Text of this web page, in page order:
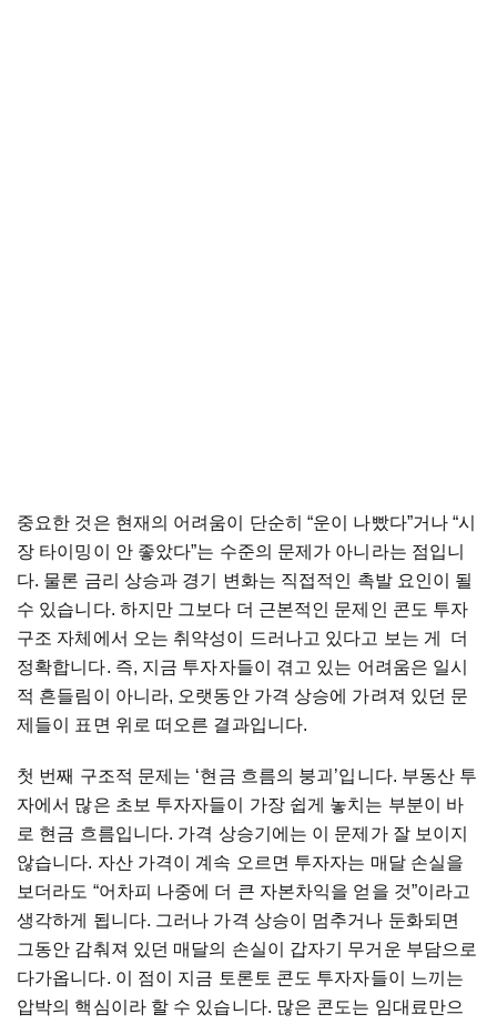
중요한 것은 현재의 어려움이 단순히 “운이 나빴다”거나 “시
장 타이밍이 안 좋았다”는 수준의 문제가 아니라는 점입니
다. 물론 금리 상승과 경기 변화는 직접적인 촉발 요인이 될
수 있습니다. 하지만 그보다 더 근본적인 문제인 콘도 투자
구조 자체에서 오는 취약성이 드러나고 있다고 보는 게 더
정확합니다. 즉, 지금 투자자들이 겪고 있는 어려움은 일시
적 흔들림이 아니라, 오랫동안 가격 상승에 가려져 있던 문
제들이 표면 위로 떠오른 결과입니다.
첫 번째 구조적 문제는 ‘현금 흐름의 붕괴’입니다. 부동산 투
자에서 많은 초보 투자자들이 가장 쉽게 놓치는 부분이 바
로 현금 흐름입니다. 가격 상승기에는 이 문제가 잘 보이지
않습니다. 자산 가격이 계속 오르면 투자자는 매달 손실을
보더라도 “어차피 나중에 더 큰 자본차익을 얻을 것”이라고
생각하게 됩니다. 그러나 가격 상승이 멈추거나 둔화되면
그동안 감춰져 있던 매달의 손실이 갑자기 무거운 부담으로
다가옵니다. 이 점이 지금 토론토 콘도 투자자들이 느끼는
압박의 핵심이라 할 수 있습니다. 많은 콘도는 임대료만으